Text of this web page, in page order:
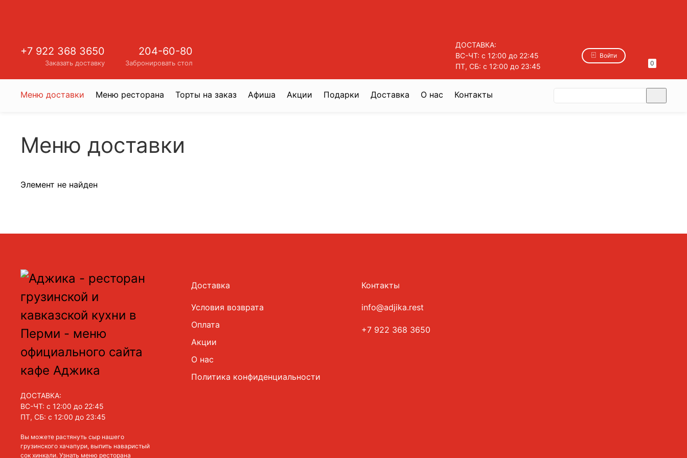
+7 922 368 3650
Заказать доставку
204-60-80
Забронировать стол
ДОСТАВКА:
ВС-ЧТ: с 12:00 до 22:45
ПТ, СБ: с 12:00 до 23:45
Войти
0
Меню доставки Меню ресторана Торты на заказ Афиша Акции Подарки Доставка О нас Контакты
Меню доставки
Элемент не найден
ДОСТАВКА:
ВС-ЧТ: с 12:00 до 22:45
ПТ, СБ: с 12:00 до 23:45
Вы можете растянуть сыр нашего
грузинского хачапури, выпить наваристый
сок хинкали. Узнать меню ресторана
Доставка
Условия возврата
Оплата
Акции
О нас
Политика конфиденциальности
Контакты
info@adjika.rest
+7 922 368 3650